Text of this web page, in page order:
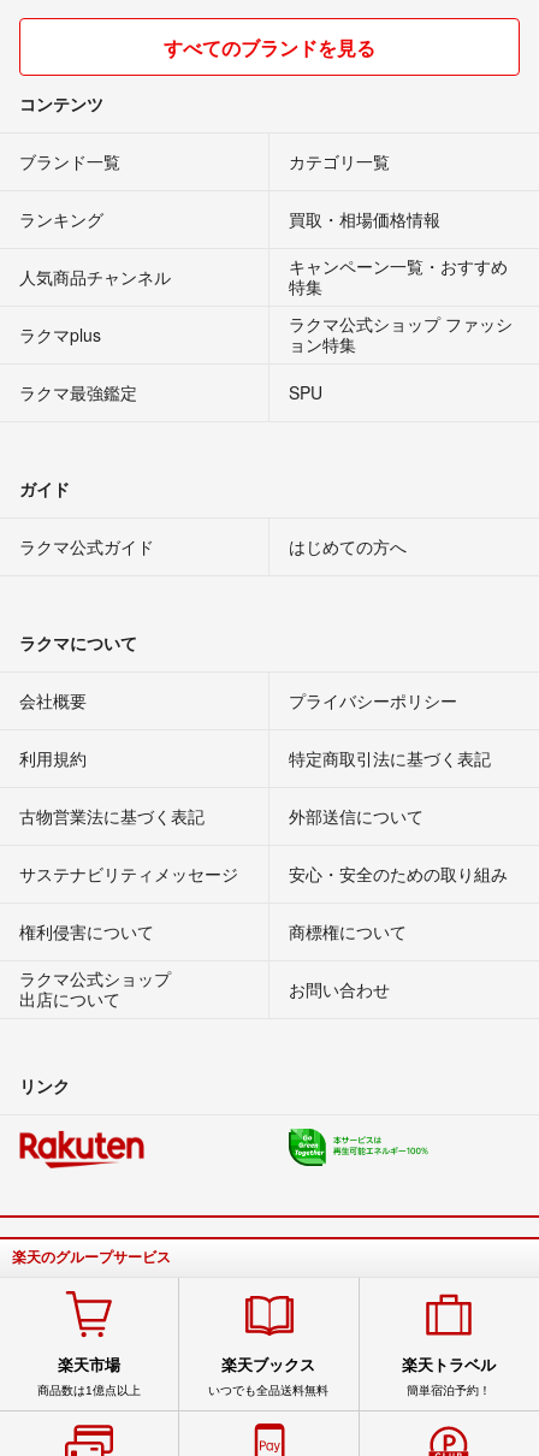
すべてのブランドを見る
コンテンツ
ブランド一覧 カテゴリ一覧
ランキング 買取・相場価格情報
人気商品チャンネル
キャンペーン一覧・おすすめ
特集
ラクマplus
ラクマ公式ショップ ファッシ
ョン特集
ラクマ最強鑑定
SPU
ガイド
ラクマ公式ガイド はじめての方へ
ラクマについて
会社概要 プライバシーポリシー
利用規約 特定商取引法に基づく表記
古物営業法に基づく表記 外部送信について
サステナビリティメッセージ 安心・安全のための取り組み
権利侵害について
商標権について
ラクマ公式ショップ
出店について
お問い合わせ
リンク
楽天のグループサービス
楽天市場
商品数は1億点以上
楽天ブックス
いつでも全品送料無料
楽天トラベル
簡単宿泊予約！